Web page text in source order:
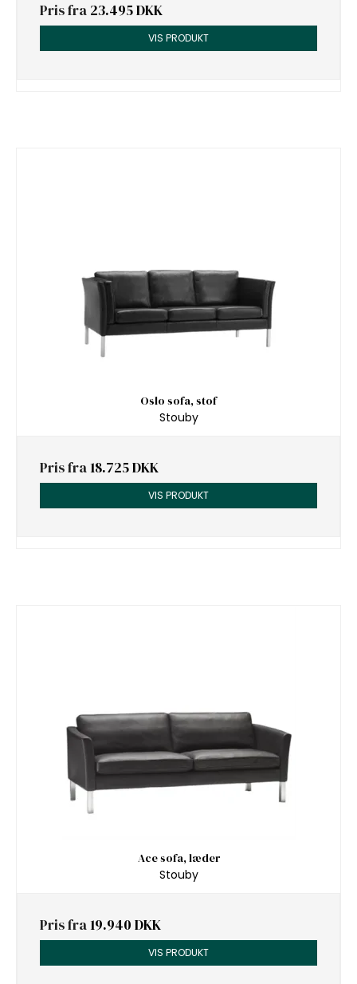
Pris fra 23.495 DKK
VIS PRODUKT
Oslo sofa, stof
Stouby
Pris fra 18.725 DKK
VIS PRODUKT
Ace sofa, læder
Stouby
Pris fra 19.940 DKK
VIS PRODUKT